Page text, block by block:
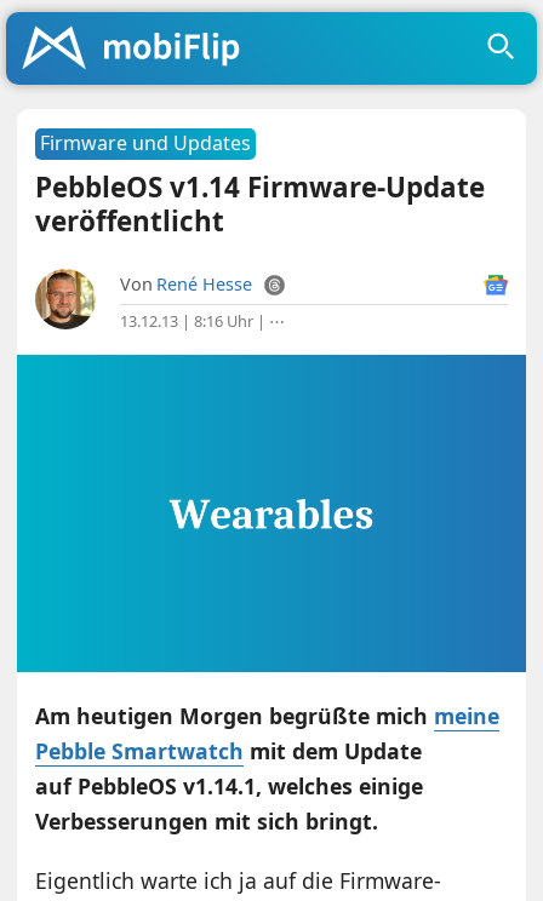
Firmware und Updates
PebbleOS v1.14 Firmware-Update
veröffentlicht
Von René Hesse
13.12.13 | 8:16 Uhr | ⋯
Am heutigen Morgen begrüßte mich meine
Pebble Smartwatch mit dem Update
auf PebbleOS v1.14.1, welches einige
Verbesserungen mit sich bringt.
Eigentlich warte ich ja auf die Firmware-